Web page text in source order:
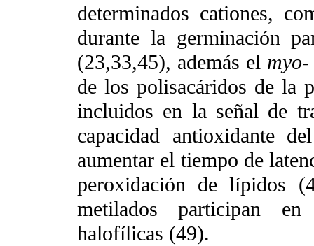
determinados cationes,
durante la germinación
(23,33,45), además el
de los polisacáridos de la
incluidos en la señal de
capacidad antioxidante
aumentar el tiempo de
peroxidación de lípidos
metilados participan
halofílicas (49).